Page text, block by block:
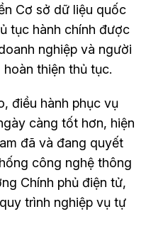
Cơ sở dữ liệu quốc
tục hành chính được
nghiệp và người
thiện thủ tục.
điều hành phục vụ
càng tốt hơn, hiện
đã và đang quyết
công nghệ thông
Chính phủ điện tử,
trình nghiệp vụ tự